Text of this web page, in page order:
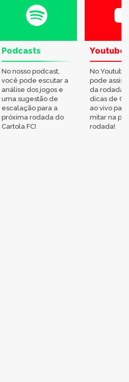
Podcasts
No nosso podcast,
você pode escutar a
análise dos jogos e
uma sugestão de
escalação para a
próxima rodada do
Cartola FC!
Youtube
No
pode
da rodada,
dicas de
ao vivo
mitar na
rodada!